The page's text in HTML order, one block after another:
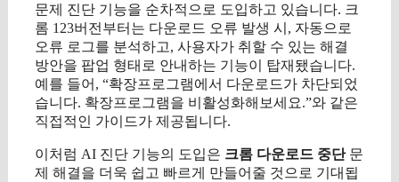
문제 진단 기능을 순차적으로 도입하고 있습니다. 크
롬 123버전부터는 다운로드 오류 발생 시, 자동으로
오류 로그를 분석하고, 사용자가 취할 수 있는 해결
방안을 팝업 형태로 안내하는 기능이 탑재됐습니다.
예를 들어, “확장프로그램에서 다운로드가 차단되었
습니다. 확장프로그램을 비활성화해보세요.”와 같은
직접적인 가이드가 제공됩니다.
이처럼 AI 진단 기능의 도입은 크롬 다운로드 중단문
제 해결을 더욱 쉽고 빠르게 만들어줄 것으로 기대됩